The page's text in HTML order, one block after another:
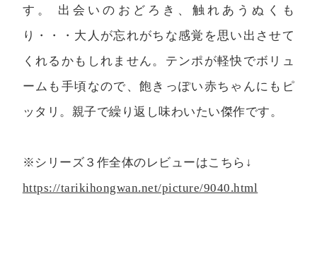
す。 出会いのおどろき、触れあうぬくも
り・・・大人が忘れがちな感覚を思い出させて
くれるかもしれません。テンポが軽快でボリュ
ームも手頃なので、飽きっぽい赤ちゃんにもピ
ッタリ。親子で繰り返し味わいたい傑作です。
※シリーズ３作全体のレビューはこちら↓
https://tarikihongwan.net/picture/9040.html